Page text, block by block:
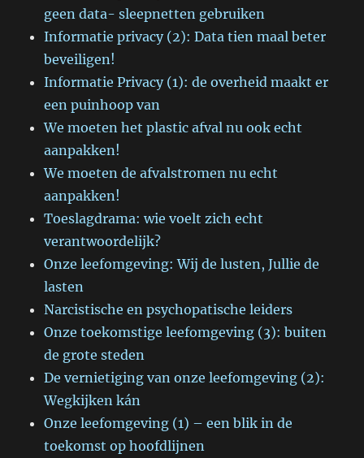
geen data- sleepnetten gebruiken
Informatie privacy (2): Data tien maal beter
beveiligen!
Informatie Privacy (1): de overheid maakt er
een puinhoop van
We moeten het plastic afval nu ook echt
aanpakken!
We moeten de afvalstromen nu echt
aanpakken!
Toeslagdrama: wie voelt zich echt
verantwoordelijk?
Onze leefomgeving: Wij de lusten, Jullie de
lasten
Narcistische en psychopatische leiders
Onze toekomstige leefomgeving (3): buiten
de grote steden
De vernietiging van onze leefomgeving (2):
Wegkijken kán
Onze leefomgeving (1) – een blik in de
toekomst op hoofdlijnen